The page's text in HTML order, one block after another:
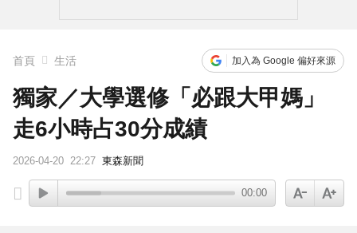
首頁 生活 加入為 Google 偏好來源
獨家／大學選修「必跟大甲媽」
走6小時占30分成績
2026-04-20 22:27 東森新聞
00:00